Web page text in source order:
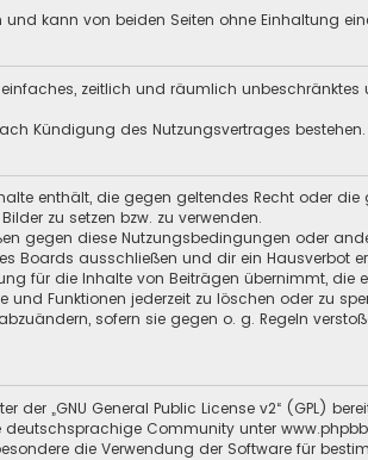
kann von beiden Seiten ohne Einhaltung
zeitlich und räumlich
Kündigung des Nutzungsvertrages bestehen.
enthält, die gegen geltendes Recht oder
zu setzen bzw. zu verwenden.
gegen diese Nutzungsbedingungen oder
Boards ausschließen und dir ein Hausverbot
für die Inhalte von Beiträgen übernimmt,
und Funktionen jederzeit zu löschen oder zu
sofern sie gegen o. g. Regeln
der „GNU General Public License v2“ (GPL)
Community unter
die Verwendung der Software für